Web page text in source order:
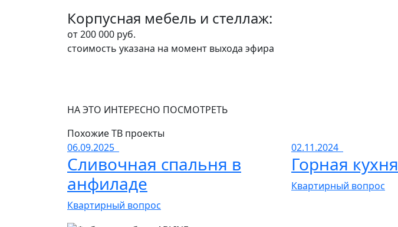
Корпусная мебель и стеллаж:
от200 000 руб.
стоимость указана на момент выхода эфира
НА ЭТО ИНТЕРЕСНО ПОСМОТРЕТЬ
Похожие ТВ проекты
06.09.2025
Сливочная спальня в
анфиладе
Квартирный вопрос
02.11.2024
Горная кухня
Квартирный вопрос